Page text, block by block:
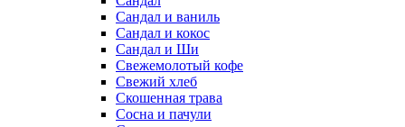
Сандал и ваниль
Сандал и кокос
Сандал и Ши
Свежемолотый кофе
Свежий хлеб
Скошенная трава
Сосна и пачули